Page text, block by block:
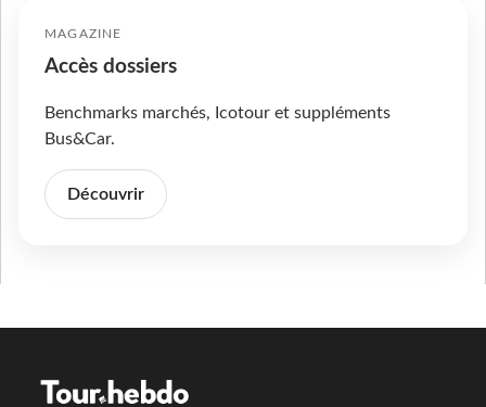
MAGAZINE
Accès dossiers
Benchmarks marchés, Icotour et suppléments
Bus&Car.
Découvrir